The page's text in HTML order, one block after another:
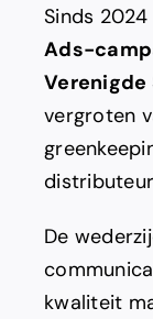
Sinds
Ads-
vergroten
De
kwaliteit